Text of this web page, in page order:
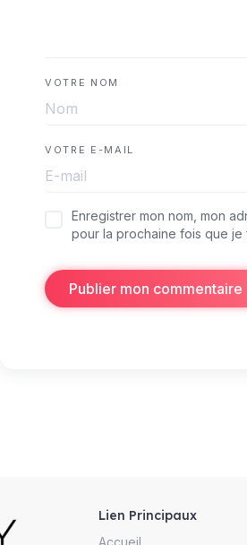
VOTRE NOM
VOTRE E-MAIL
Enregistrer mon nom, mon
pour la prochaine fois que je
Publier mon commentaire
Lien Principaux
Accueil